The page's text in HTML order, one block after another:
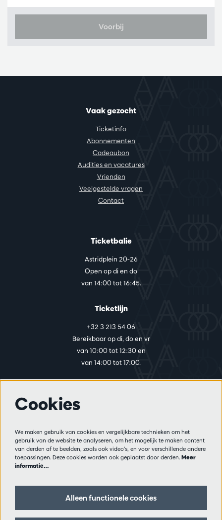
Voorbij
Vaak gezocht
Ticketinfo
Abonnementen
Cadeaubon
Audities en vacatures
Vrienden
Veelgestelde vragen
Contact
Ticketbalie
Astridplein 20-26
Open op di en do
van 14:00 tot 16:45.
Ticketlijn
+32 3 213 54 06
Bereikbaar op di, do en vr
van 10:00 tot 12:30 en
van 14:00 tot 17:00.
Privacy
Verkoopsvoorwaarden
Pers
Volg ons
Cookies
We maken gebruik van cookies en vergelijkbare technieken om het
gebruik van de website te analyseren, om het mogelijk te maken content
van derden af te beelden, zoals ook video’s, en voor verschillende andere
toepassingen. Deze cookies worden ook geplaatst door derden. Meer
informatie…
Alleen functionele cookies